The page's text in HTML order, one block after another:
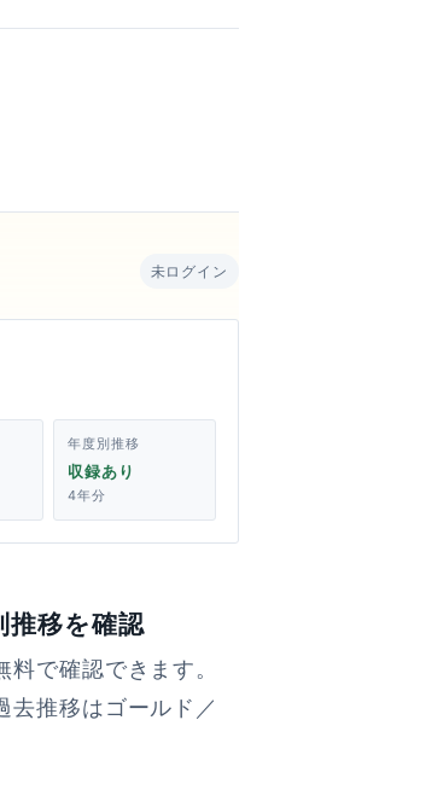
未ログイン
年度別推移
収録あり
4年分
推移を確認
で確認できます。
去推移はゴールド／